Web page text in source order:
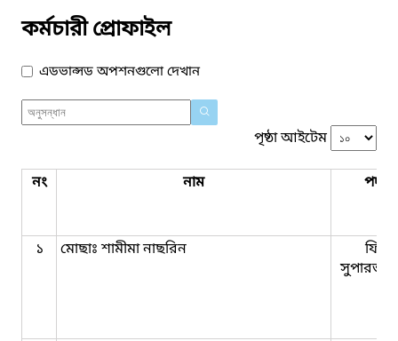
কর্মচারী প্রোফাইল
এডভান্সড অপশনগুলো দেখান
পৃষ্ঠা আইটেম
নং নাম পদবি
১ মোছাঃ শামীমা নাছরিন
ফিল্ড